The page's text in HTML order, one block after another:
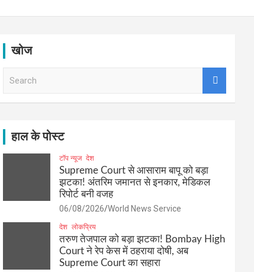
खोज
हाल के पोस्ट
टॉप न्यूज देश
Supreme Court से आसाराम बापू को बड़ा
झटका! अंतरिम जमानत से इनकार, मेडिकल
रिपोर्ट बनी वजह
06/08/2026 World News Service
देश लोकप्रिय
तरुण तेजपाल को बड़ा झटका! Bombay High
Court ने रेप केस में ठहराया दोषी, अब
Supreme Court का सहारा